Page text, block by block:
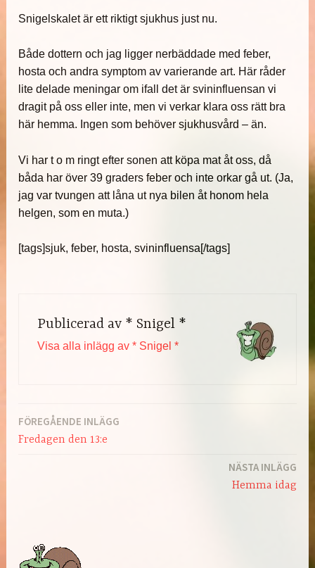
Snigelskalet är ett riktigt sjukhus just nu.
Både dottern och jag ligger nerbäddade med feber,
hosta och andra symptom av varierande art. Här råder
lite delade meningar om ifall det är svininfluensan vi
dragit på oss eller inte, men vi verkar klara oss rätt bra
här hemma. Ingen som behöver sjukhusvård – än.
Vi har t o m ringt efter sonen att köpa mat åt oss, då
båda har över 39 graders feber och inte orkar gå ut. (Ja,
jag var tvungen att låna ut nya bilen åt honom hela
helgen, som en muta.)
[tags]sjuk, feber, hosta, svininfluensa[/tags]
Publicerad av * Snigel *
Visa alla inlägg av * Snigel *
Inläggsnavigering
FÖREGÅENDE INLÄGG
Fredagen den 13:e
NÄSTA INLÄGG
Hemma idag